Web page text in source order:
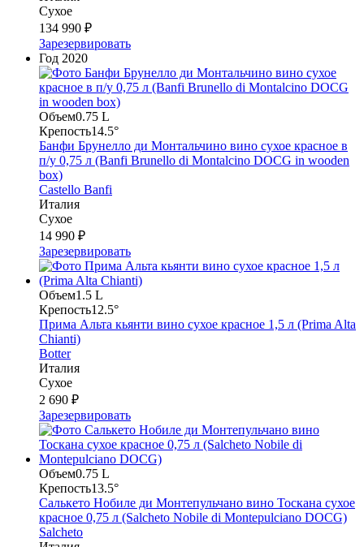
Сухое
134 990 ₽
Зарезервировать
Год 2020
Объем0.75 L
Крепость14.5°
Банфи Брунелло ди Монтальчино вино сухое красное в
п/у 0,75 л (Banfi Brunello di Montalcino DOCG in wooden
box)
Castello Banfi
Италия
Сухое
14 990 ₽
Зарезервировать
Объем1.5 L
Крепость12.5°
Прима Альта кьянти вино сухое красное 1,5 л (Prima Alta
Chianti)
Botter
Италия
Сухое
2 690 ₽
Зарезервировать
Объем0.75 L
Крепость13.5°
Салькето Нобиле ди Монтепульчано вино Тоскана сухое
красное 0,75 л (Salcheto Nobile di Montepulciano DOCG)
Salcheto